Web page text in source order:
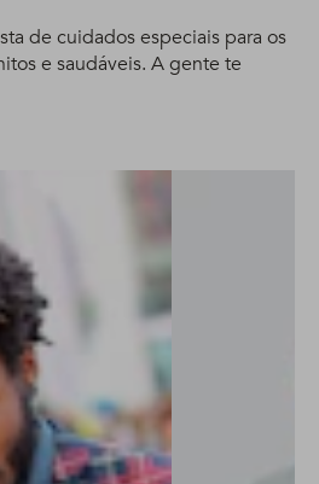
de cuidados especiais para os
e saudáveis. A gente te